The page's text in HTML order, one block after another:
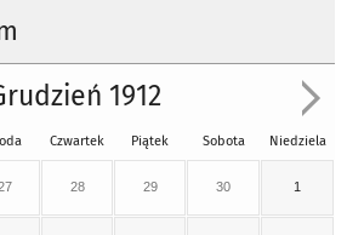
1912
Czwartek Piątek Sobota Niedziela
28 29 30 1